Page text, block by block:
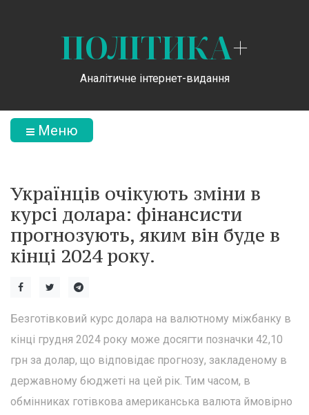
ПОЛІТИКА+
Аналітичне інтернет-видання
Меню
Українців очікують зміни в
курсі долара: фінансисти
прогнозують, яким він буде в
кінці 2024 року.
Безготівковий курс долара на валютному міжбанку в
кінці грудня 2024 року може досягти позначки 42,10
грн за долар, що відповідає прогнозу, закладеному в
державному бюджеті на цей рік. Тим часом, в
обмінниках готівкова американська валюта ймовірно